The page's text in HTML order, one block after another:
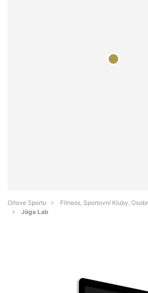
Orlove Sportu
Fitness, Sportovní Kluby,
Jóga Lab